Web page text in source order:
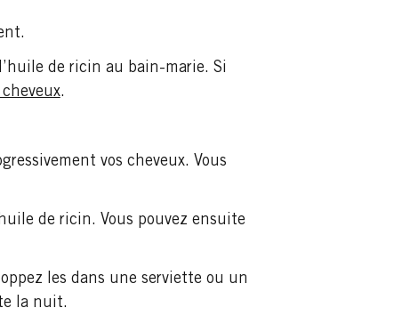
de ricin au bain-marie. Si
.
vos cheveux. Vous
de ricin. Vous pouvez ensuite
les dans une serviette ou un
la nuit.